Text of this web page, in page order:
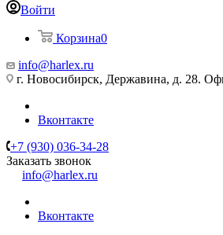
Войти
Корзина0
info@harlex.ru
г. Новосибирск, Державина, д. 28.
Вконтакте
+7 (930) 036-34-28
Заказать звонок
info@harlex.ru
Вконтакте